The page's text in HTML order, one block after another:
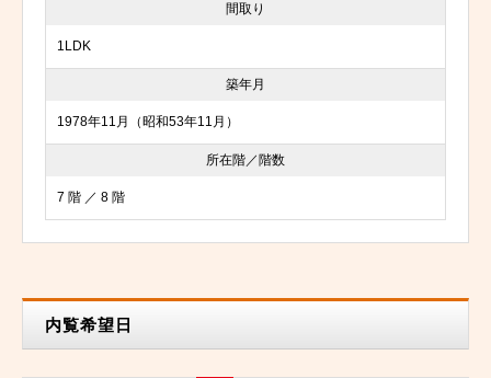
間取り
1LDK
築年月
1978年11月（昭和53年11月）
所在階／階数
7 階 ／ 8 階
内覧希望日